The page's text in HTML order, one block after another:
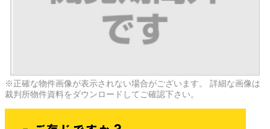
※正確な物件画像が表示されない場合がございます。 詳細な画像は
裁判所物件資料をダウンロードしてご確認下さい。